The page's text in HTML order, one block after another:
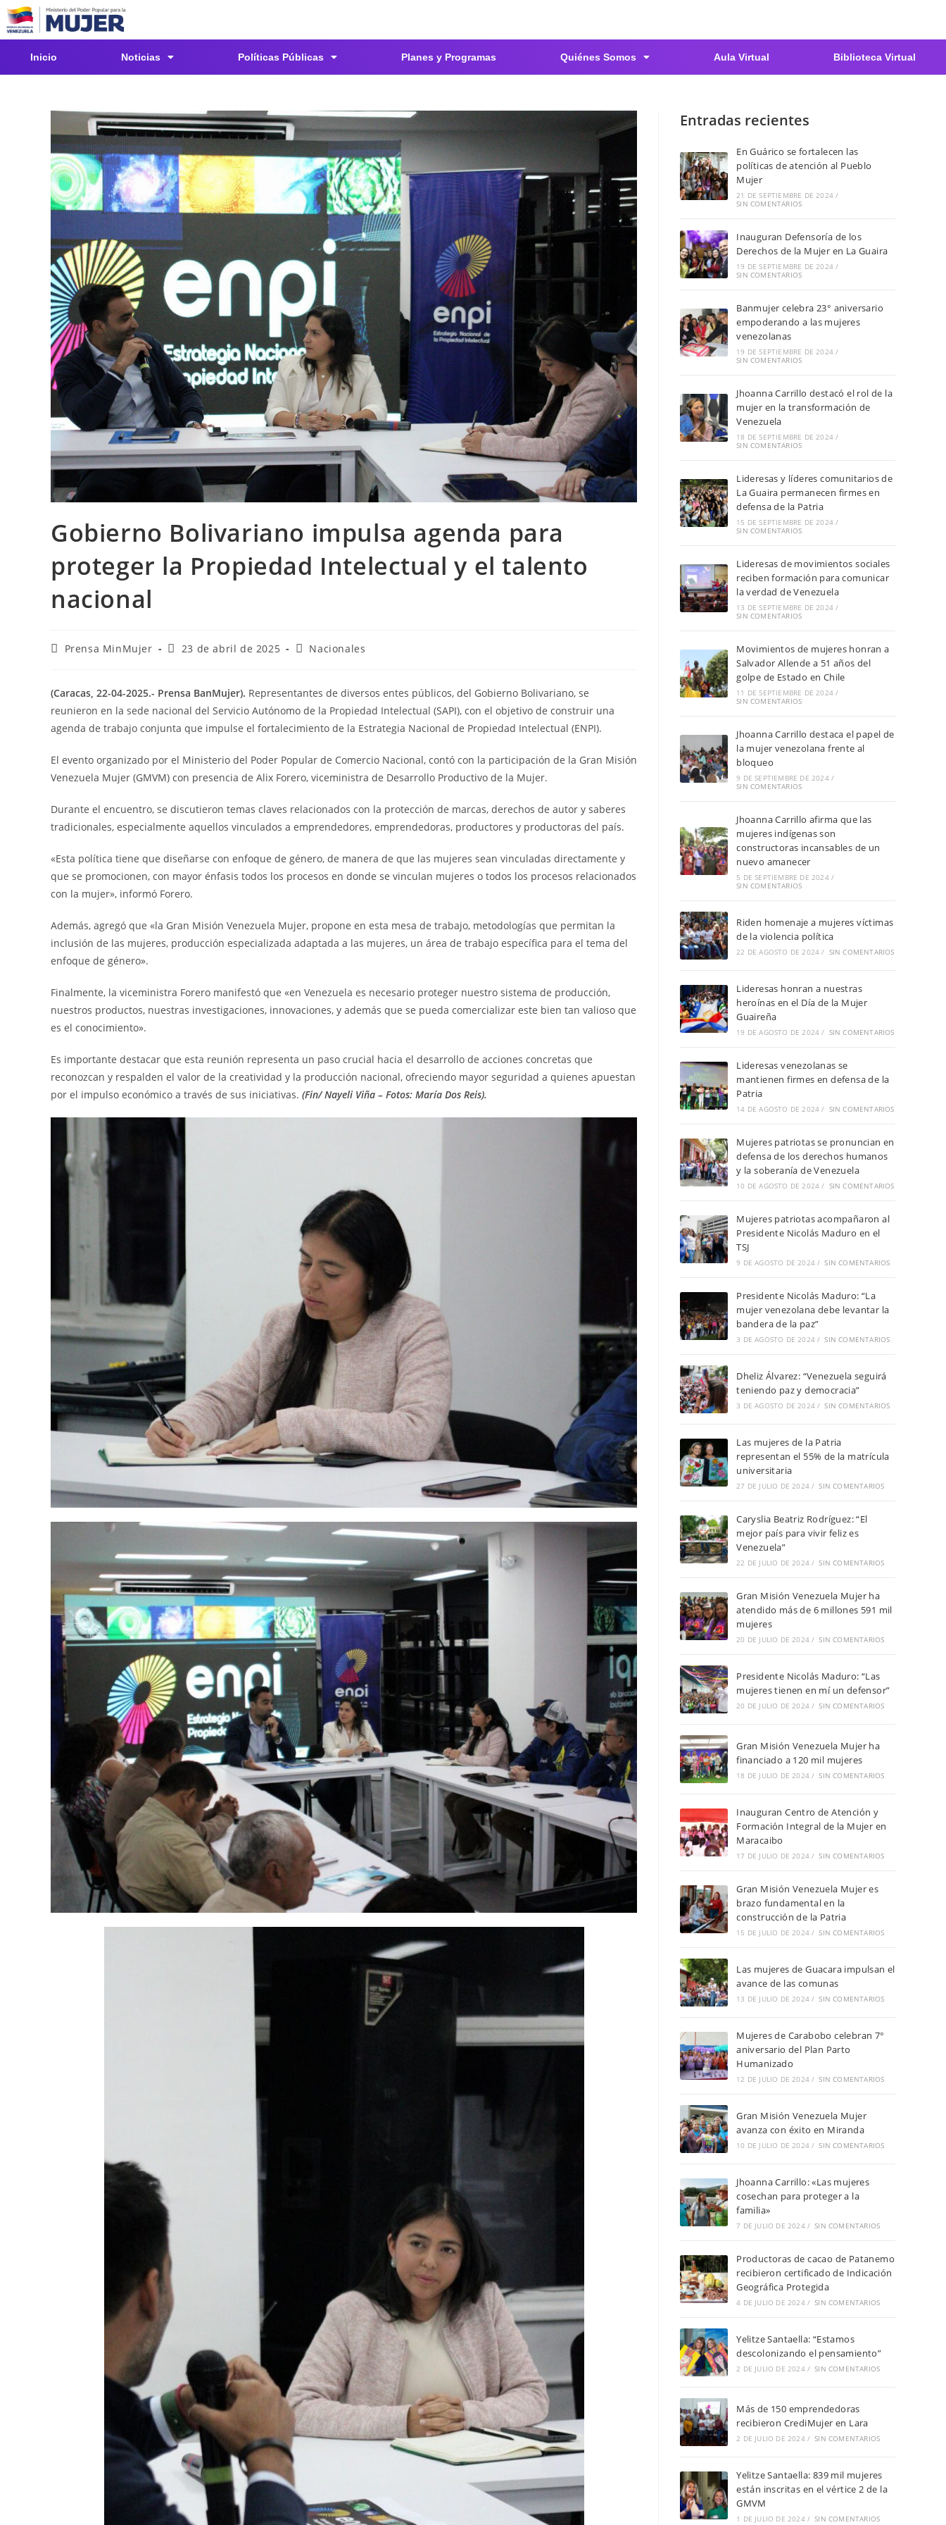
Inicio Noticias Políticas Públicas Planes y Programas Quiénes Somos Aula Virtual Biblioteca Virtual
Gobierno Bolivariano impulsa agenda para
proteger la Propiedad Intelectual y el talento
nacional
Prensa MinMujer 23 de abril de 2025 Nacionales
(Caracas, 22-04-2025.- Prensa BanMujer). Representantes de diversos entes públicos, del Gobierno Bolivariano, se
reunieron en la sede nacional del Servicio Autónomo de la Propiedad Intelectual (SAPI), con el objetivo de construir una
agenda de trabajo conjunta que impulse el fortalecimiento de la Estrategia Nacional de Propiedad Intelectual (ENPI).
El evento organizado por el Ministerio del Poder Popular de Comercio Nacional, contó con la participación de la Gran Misión
Venezuela Mujer (GMVM) con presencia de Alix Forero, viceministra de Desarrollo Productivo de la Mujer.
Durante el encuentro, se discutieron temas claves relacionados con la protección de marcas, derechos de autor y saberes
tradicionales, especialmente aquellos vinculados a emprendedores, emprendedoras, productores y productoras del país.
«Esta política tiene que diseñarse con enfoque de género, de manera de que las mujeres sean vinculadas directamente y
que se promocionen, con mayor énfasis todos los procesos en donde se vinculan mujeres o todos los procesos relacionados
con la mujer», informó Forero.
Además, agregó que «la Gran Misión Venezuela Mujer, propone en esta mesa de trabajo, metodologías que permitan la
inclusión de las mujeres, producción especializada adaptada a las mujeres, un área de trabajo específica para el tema del
enfoque de género».
Finalmente, la viceministra Forero manifestó que «en Venezuela es necesario proteger nuestro sistema de producción,
nuestros productos, nuestras investigaciones, innovaciones, y además que se pueda comercializar este bien tan valioso que
es el conocimiento».
Es importante destacar que esta reunión representa un paso crucial hacia el desarrollo de acciones concretas que
reconozcan y respalden el valor de la creatividad y la producción nacional, ofreciendo mayor seguridad a quienes apuestan
por el impulso económico a través de sus iniciativas. (Fin/ Nayeli Viña – Fotos: María Dos Reis).
Entradas recientes
En Guárico se fortalecen las
políticas de atención al Pueblo
Mujer
21 DE SEPTIEMBRE DE 2024 /
SIN COMENTARIOS
Inauguran Defensoría de los
Derechos de la Mujer en La Guaira
19 DE SEPTIEMBRE DE 2024 /
SIN COMENTARIOS
Banmujer celebra 23° aniversario
empoderando a las mujeres
venezolanas
19 DE SEPTIEMBRE DE 2024 /
SIN COMENTARIOS
Jhoanna Carrillo destacó el rol de la
mujer en la transformación de
Venezuela
18 DE SEPTIEMBRE DE 2024 /
SIN COMENTARIOS
Lideresas y líderes comunitarios de
La Guaira permanecen firmes en
defensa de la Patria
15 DE SEPTIEMBRE DE 2024 /
SIN COMENTARIOS
Lideresas de movimientos sociales
reciben formación para comunicar
la verdad de Venezuela
13 DE SEPTIEMBRE DE 2024 /
SIN COMENTARIOS
Movimientos de mujeres honran a
Salvador Allende a 51 años del
golpe de Estado en Chile
11 DE SEPTIEMBRE DE 2024 /
SIN COMENTARIOS
Jhoanna Carrillo destaca el papel de
la mujer venezolana frente al
bloqueo
9 DE SEPTIEMBRE DE 2024 /
SIN COMENTARIOS
Jhoanna Carrillo afirma que las
mujeres indígenas son
constructoras incansables de un
nuevo amanecer
5 DE SEPTIEMBRE DE 2024 /
SIN COMENTARIOS
Riden homenaje a mujeres víctimas
de la violencia política
22 DE AGOSTO DE 2024 / SIN COMENTARIOS
Lideresas honran a nuestras
heroínas en el Día de la Mujer
Guaireña
19 DE AGOSTO DE 2024 / SIN COMENTARIOS
Lideresas venezolanas se
mantienen firmes en defensa de la
Patria
14 DE AGOSTO DE 2024 / SIN COMENTARIOS
Mujeres patriotas se pronuncian en
defensa de los derechos humanos
y la soberanía de Venezuela
10 DE AGOSTO DE 2024 / SIN COMENTARIOS
Mujeres patriotas acompañaron al
Presidente Nicolás Maduro en el
TSJ
9 DE AGOSTO DE 2024 / SIN COMENTARIOS
Presidente Nicolás Maduro: “La
mujer venezolana debe levantar la
bandera de la paz”
3 DE AGOSTO DE 2024 / SIN COMENTARIOS
Dheliz Álvarez: “Venezuela seguirá
teniendo paz y democracia”
3 DE AGOSTO DE 2024 / SIN COMENTARIOS
Las mujeres de la Patria
representan el 55% de la matrícula
universitaria
27 DE JULIO DE 2024 / SIN COMENTARIOS
Caryslia Beatriz Rodríguez: “El
mejor país para vivir feliz es
Venezuela”
22 DE JULIO DE 2024 / SIN COMENTARIOS
Gran Misión Venezuela Mujer ha
atendido más de 6 millones 591 mil
mujeres
20 DE JULIO DE 2024 / SIN COMENTARIOS
Presidente Nicolás Maduro: “Las
mujeres tienen en mí un defensor”
20 DE JULIO DE 2024 / SIN COMENTARIOS
Gran Misión Venezuela Mujer ha
financiado a 120 mil mujeres
18 DE JULIO DE 2024 / SIN COMENTARIOS
Inauguran Centro de Atención y
Formación Integral de la Mujer en
Maracaibo
17 DE JULIO DE 2024 / SIN COMENTARIOS
Gran Misión Venezuela Mujer es
brazo fundamental en la
construcción de la Patria
15 DE JULIO DE 2024 / SIN COMENTARIOS
Las mujeres de Guacara impulsan el
avance de las comunas
13 DE JULIO DE 2024 / SIN COMENTARIOS
Mujeres de Carabobo celebran 7°
aniversario del Plan Parto
Humanizado
12 DE JULIO DE 2024 / SIN COMENTARIOS
Gran Misión Venezuela Mujer
avanza con éxito en Miranda
10 DE JULIO DE 2024 / SIN COMENTARIOS
Jhoanna Carrillo: «Las mujeres
cosechan para proteger a la
familia»
7 DE JULIO DE 2024 / SIN COMENTARIOS
Productoras de cacao de Patanemo
recibieron certificado de Indicación
Geográfica Protegida
4 DE JULIO DE 2024 / SIN COMENTARIOS
Yelitze Santaella: “Estamos
descolonizando el pensamiento”
2 DE JULIO DE 2024 / SIN COMENTARIOS
Más de 150 emprendedoras
recibieron CrediMujer en Lara
2 DE JULIO DE 2024 / SIN COMENTARIOS
Yelitze Santaella: 839 mil mujeres
están inscritas en el vértice 2 de la
GMVM
1 DE JULIO DE 2024 / SIN COMENTARIOS